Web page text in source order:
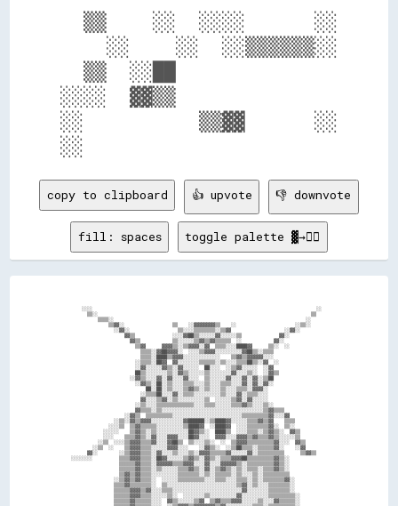
  ▒▒    ░░  ░░░░      ░░
    ░░    ░░  ░░▒▒▒▒▒▒░░
  ▒▒  ░░██
░░░░  ▓▓▒▒
░░          ▒▒▓▓      ░░
copy to clipboard 👍 upvote 👎 downvote
fill: spaces toggle palette ▓→✊🏽